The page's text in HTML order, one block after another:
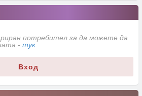
потребител за да можете да
- тук
Вход